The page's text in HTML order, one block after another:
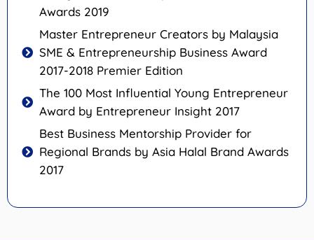
Awards 2019
Master Entrepreneur Creators by Malaysia
SME & Entrepreneurship Business Award
2017-2018 Premier Edition
The 100 Most Influential Young Entrepreneur
Award by Entrepreneur Insight 2017
Best Business Mentorship Provider for
Regional Brands by Asia Halal Brand Awards
2017